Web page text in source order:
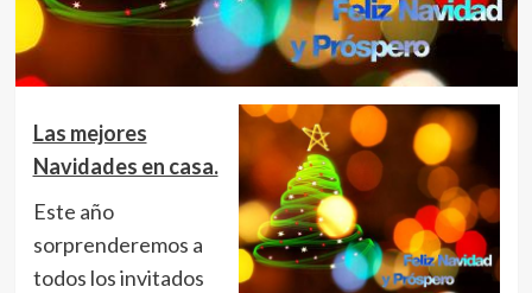
Las mejores
Navidades en casa.
Este año
sorprenderemos a
todos los invitados